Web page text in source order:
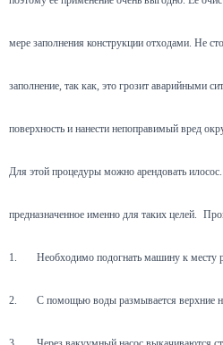
мере заполнения конструкции отходами. Не
заполнение, так как, это грозит аварийными
поверхность и нанести непоправимый вред
Для этой процедуры можно арендовать
предназначенное именно для таких целей.
1. Необходимо подогнать машину к месту
2. С помощью воды размывается верхние